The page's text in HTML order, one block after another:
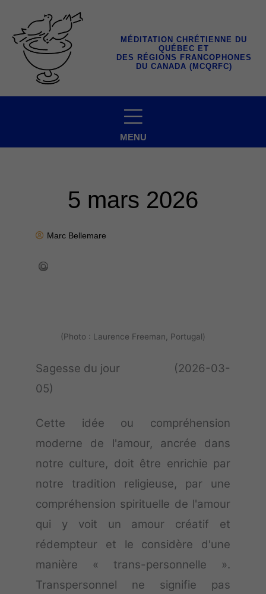
contenu
MÉDITATION CHRÉTIENNE DU
QUÉBEC ET
DES RÉGIONS FRANCOPHONES
DU CANADA (MCQRFC)
MENU
5 mars 2026
Marc Bellemare
(Photo : Laurence Freeman, Portugal)
Sagesse du jour (2026-03-
05)
Cette idée ou compréhension
moderne de l'amour, ancrée dans
notre culture, doit être enrichie par
notre tradition religieuse, par une
compréhension spirituelle de l'amour
qui y voit un amour créatif et
rédempteur et le considère d'une
manière « trans-personnelle ».
Transpersonnel ne signifie pas